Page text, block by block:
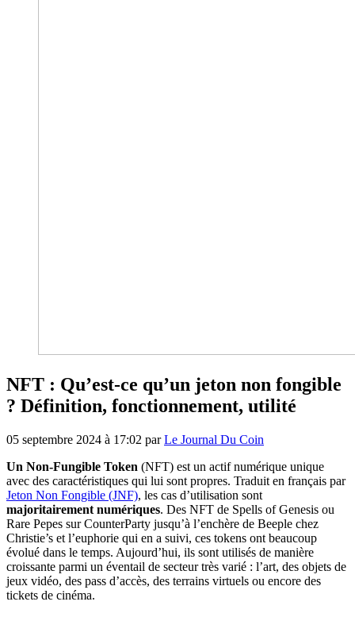
NFT : Qu’est-ce qu’un jeton non fongible
? Définition, fonctionnement, utilité
05 septembre 2024 à 17:02 parLe Journal Du Coin
Un Non-Fungible Token (NFT) est un actif numérique unique
avec des caractéristiques qui lui sont propres. Traduit en français par
Jeton Non Fongible (JNF), les cas d’utilisation sont
majoritairement numériques. Des NFT de Spells of Genesis ou
Rare Pepes sur CounterParty jusqu’à l’enchère de Beeple chez
Christie’s et l’euphorie qui en a suivi, ces tokens ont beaucoup
évolué dans le temps. Aujourd’hui, ils sont utilisés de manière
croissante parmi un éventail de secteur très varié : l’art, des objets de
jeux vidéo, des pass d’accès, des terrains virtuels ou encore des
tickets de cinéma.